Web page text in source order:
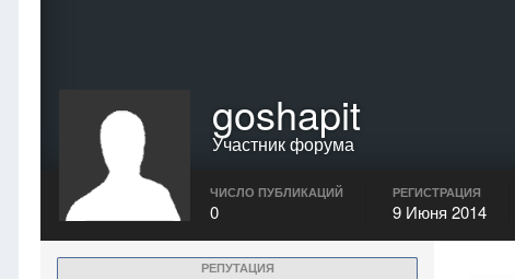
goshapit
Участник форума
ЧИСЛО ПУБЛИКАЦИЙ
0
РЕГИСТРАЦИЯ
9 Июня 2014
РЕПУТАЦИЯ